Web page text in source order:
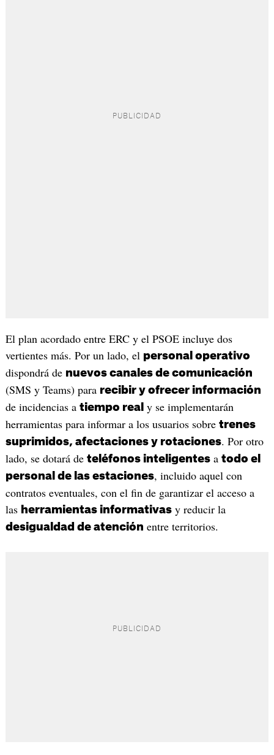
El plan acordado entre ERC y el PSOE incluye dos
vertientes más. Por un lado, el personal operativo
dispondrá de nuevos canales de comunicación
(SMS y Teams) para recibir y ofrecer información
de incidencias a tiempo real y se implementarán
herramientas para informar a los usuarios sobre trenes
suprimidos, afectaciones y rotaciones. Por otro
lado, se dotará de teléfonos inteligentesa todo el
personal de las estaciones, incluido aquel con
contratos eventuales, con el fin de garantizar el acceso a
las herramientas informativasy reducir la
desigualdad de atención entre territorios.